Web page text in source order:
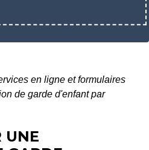
en ligne et formulaires
de garde d'enfant par
UNE